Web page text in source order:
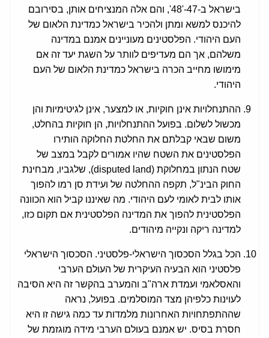
בישראל ב-47-'48', והם אלה המנציחים אותן, בסירובם
להיכנס למשא ומתן ולהכיר בישראל כמדינת הלאום של
העם היהודי. הפלסטינים מעוניינים אמנם במדינה
משלהם, אך הם מעדיפים לוותר על השגת יעד זה אם
מימושו מחייב הכרה בישראל כמדינת הלאום של העם
היהודי.
ההתנחלויות אינן חוקיות, או למצער, אינן לגיטימיות והן
מכשול לשלום. בפועל ההתנחלויות, הן חוקיות בהחלט,
משום שבאי קבלתם את החלטת החלוקה הותירו
הפלסטינים את השטח שהיו אמורים לקבל במצב של
שטח הנתון במחלוקת (disputed land), שלגביו, מבחינת
החוק הבינ"ל, תקפה ההחלטה של ועידת סן רמו להפוך
אותו לבית לאומי לעם היהודי. מה שאיננו קביל הוא הכוונה
הפלסטינית להפוך את המדינה הפלסטינית אם תקום כזו,
למדינה ריקה ונקייה מיהודים.
הכל בגלל הסכסוך הישראלי-פלסטיני. הסכסוך הישראלי
פלסטיני הוא הבעיה העיקרית של העולם הערבי
והאסלאמי ועמדת ארה"ב והמערב בהקשר זה היא הסיבה
לעוינות כלפיהן מצד המוסלמים. בפועל, נראה
שההתפתחויות האחרונות מלמדות עד כמה גישה זו היא
חסרת בסיס. יש אמנם בעולם הערבי מידה מוגזמת של